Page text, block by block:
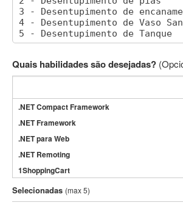
Quais habilidades são desejadas?
.NET Compact Framework
.NET Framework
.NET para Web
.NET Remoting
1ShoppingCart
3DS Max
3GSM
Selecionadas (max 5)